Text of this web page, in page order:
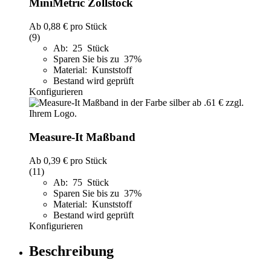
MiniMetric Zollstock
Ab 0,88 € pro Stück
(9)
Ab: 25 Stück
Sparen Sie bis zu 37%
Material: Kunststoff
Bestand wird geprüft
Konfigurieren
Measure-It Maßband
Ab 0,39 € pro Stück
(11)
Ab: 75 Stück
Sparen Sie bis zu 37%
Material: Kunststoff
Bestand wird geprüft
Konfigurieren
Beschreibung